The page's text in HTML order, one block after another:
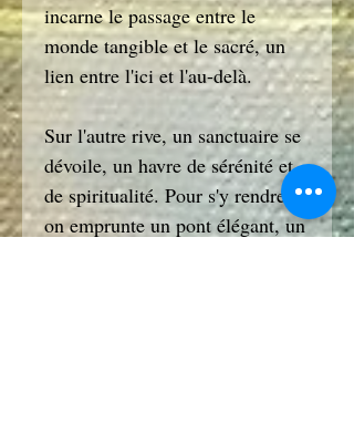
incarne le passage entre le
monde tangible et le sacré, un
lien entre l'ici et l'au-delà.
Sur l'autre rive, un sanctuaire se
dévoile, un havre de sérénité et
de spiritualité. Pour s'y rendre,
on emprunte un pont élégant, un